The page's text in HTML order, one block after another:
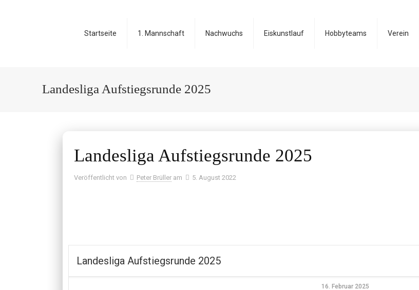
Startseite 1. Mannschaft Nachwuchs Eiskunstlauf Hobbyteams Verein
Landesliga Aufstiegsrunde 2025
Landesliga Aufstiegsrunde 2025
Veröffentlicht von Peter Brüller am 5. August 2022
Landesliga Aufstiegsrunde 2025
16. Februar 2025